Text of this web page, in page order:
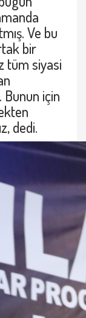
Ve bu
bir
tüm siyasi
için
dedi.